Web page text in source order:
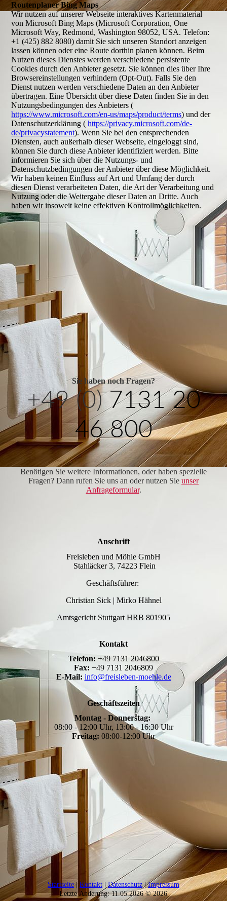
Routenplaner Bing Maps
Wir nutzen auf unserer Webseite interaktives Kartenmaterial
von Microsoft Bing Maps (Microsoft Corporation, One
Microsoft Way, Redmond, Washington 98052, USA. Telefon:
+1 (425) 882 8080) damit Sie sich unseren Standort anzeigen
lassen können oder eine Route dorthin planen können. Beim
Nutzen dieses Dienstes werden verschiedene persistente
Cookies durch den Anbieter gesetzt. Sie können dies über Ihre
Browsereinstellungen verhindern (Opt-Out). Falls Sie den
Dienst nutzen werden verschiedene Daten an den Anbieter
übertragen. Eine Übersicht über diese Daten finden Sie in den
Nutzungsbedingungen des Anbieters (
https://www.microsoft.com/en-us/maps/product/terms) und der
Datenschutzerklärung (https://privacy.microsoft.com/de-
de/privacystatement). Wenn Sie bei den entsprechenden
Diensten, auch außerhalb dieser Webseite, eingeloggt sind,
können Sie durch diese Anbieter identifiziert werden. Bitte
informieren Sie sich über die Nutzungs- und
Datenschutzbedingungen der Anbieter über diese Möglichkeit.
Wir haben keinen Einfluss auf Art und Umfang der durch
diesen Dienst verarbeiteten Daten, die Art der Verarbeitung und
Nutzung oder die Weitergabe dieser Daten an Dritte. Auch
haben wir insoweit keine effektiven Kontrollmöglichkeiten.
Sie haben noch Fragen?
+49 (0)7131 20
46 800
Benötigen Sie weitere Informationen, oder haben spezielle
Fragen? Dann rufen Sie uns an oder nutzen Sie unser
Anfrageformular.
Anschrift
Freisleben und Möhle GmbH
Stahläcker 3, 74223 Flein
Geschäftsführer:
Christian Sick | Mirko Hähnel
Amtsgericht Stuttgart HRB 801905
Kontakt
Telefon: +49 7131 2046800
Fax: +49 7131 2046809
E-Mail: info@freisleben-moehle.de
Geschäftszeiten
Montag - Donnerstag:
08:00 - 12:00 Uhr, 13:00 - 16:30 Uhr
Freitag: 08:00-12:00 Uhr
Startseite| Kontakt|Datenschutz|Impressum
Letzte Änderung: 11.05.2026 © 2026